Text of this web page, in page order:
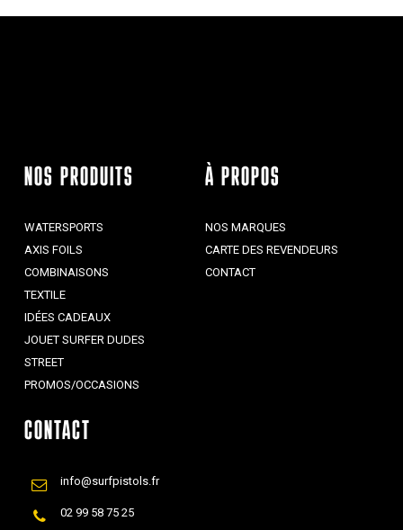
NOS PRODUITS
WATERSPORTS
AXIS FOILS
COMBINAISONS
TEXTILE
IDÉES CADEAUX
JOUET SURFER DUDES
STREET
PROMOS/OCCASIONS
À PROPOS
NOS MARQUES
CARTE DES REVENDEURS
CONTACT
CONTACT
info@surfpistols.fr
02 99 58 75 25